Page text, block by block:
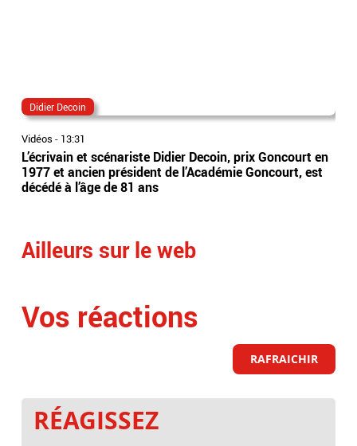
Didier Decoin
Vidéos - 13:31
L’écrivain et scénariste Didier Decoin, prix Goncourt en
1977 et ancien président de l’Académie Goncourt, est
décédé à l’âge de 81 ans
Ailleurs sur le web
Vos réactions
RAFRAICHIR
RÉAGISSEZ